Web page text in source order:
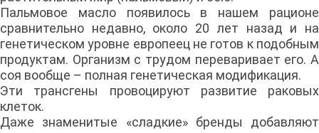
Пальмовое масло появилось в нашем рационе
сравнительно недавно, около 20 лет назад и на
генетическом уровне европеец не готов к подобным
продуктам. Организм с трудом переваривает его. А
соя вообще – полная генетическая модификация.
Эти трансгены провоцируют развитие раковых
клеток.
Даже знаменитые «сладкие» бренды добавляют